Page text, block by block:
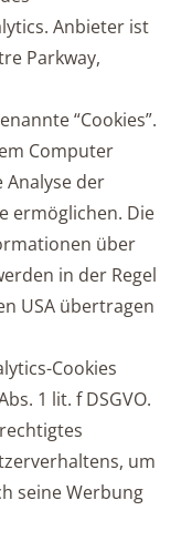
Anbieter ist
Parkway,
“Cookies”.
Computer
Analyse der
ermöglichen. Die
über
in der Regel
USA übertragen
Cookies
1 lit. f DSGVO.
um
seine Werbung